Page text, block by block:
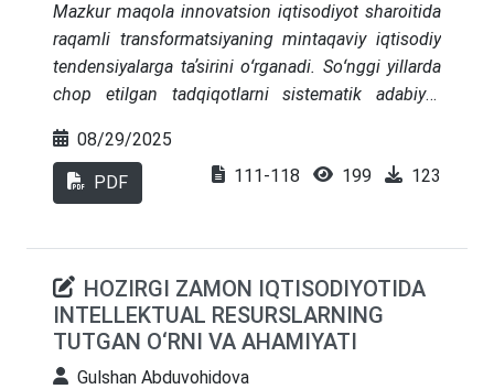
Mazkur maqola innovatsion iqtisodiyot sharoitida
raqamli transformatsiyaning mintaqaviy iqtisodiy
tendensiyalarga taʼsirini oʻrganadi. Soʻnggi yillarda
chop etilgan tadqiqotlarni sistematik adabiyot
texnologiyalar (masalan, sunʼiy intellekt, katta
maʼlumotlar va IoT) iqtisodiy oʻsish, innovatsion
salohiyat va mintaqaviy nomutanosibliklarga
iqtisodiy oʻsish va innovatsiyani sezilarli darajada
ragʻbatlantiradi, ijobiy toʻkilish effektlari (positive
spillover effects) orqali, ammo rivojlanayotgan
mintaqalarda ekologik muammolar va
08/29/2025
PDF 111-118 199 123
HOZIRGI ZAMON IQTISODIYOTIDA
INTELLEKTUAL RESURSLARNING
TUTGAN O‘RNI VA AHAMIYATI
Gulshan Abduvohidova